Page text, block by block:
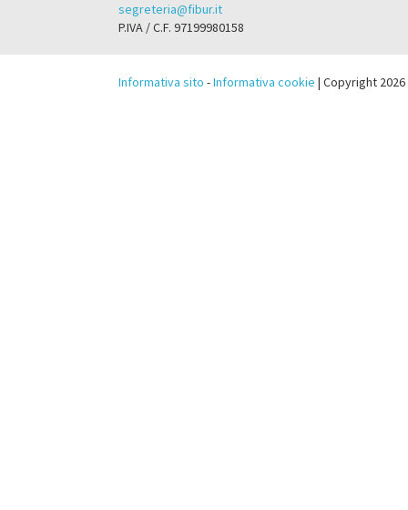
segreteria@fibur.it
P.IVA / C.F. 97199980158
Informativa sito -Informativa cookie | Copyright